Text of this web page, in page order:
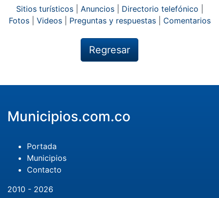
Sitios turísticos| Anuncios| Directorio telefónico
Fotos| Videos| Preguntas y respuestas| Comentarios
Regresar
Municipios.com.co
Portada
Municipios
Contacto
2010 - 2026